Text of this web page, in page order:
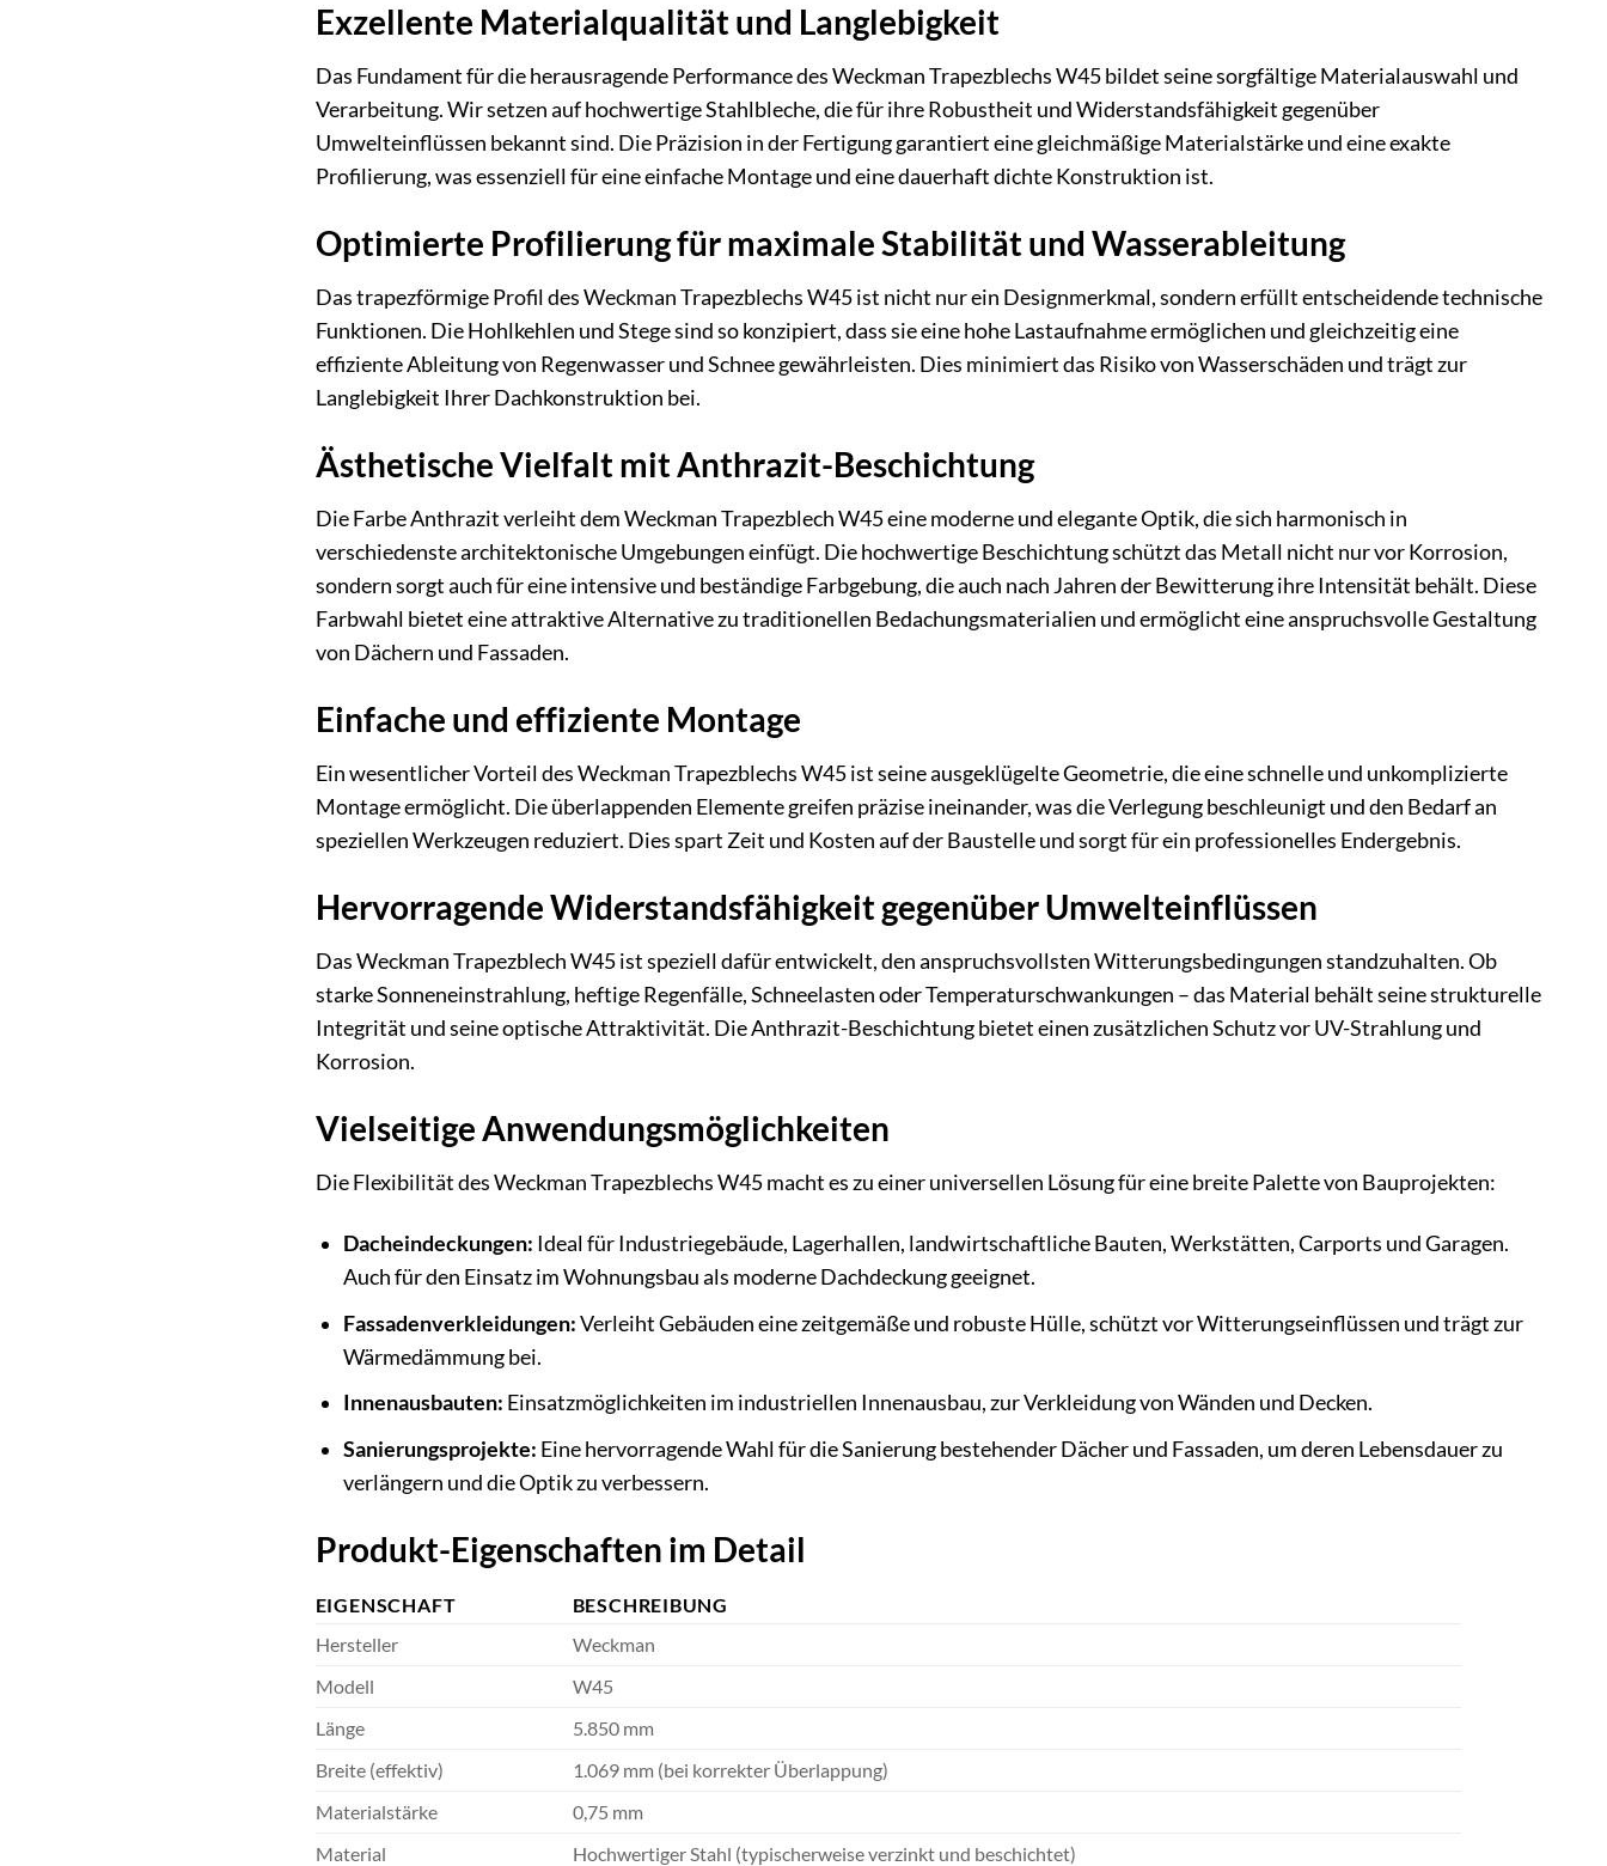
Exzellente Materialqualität und Langlebigkeit
Das Fundament für die herausragende Performance des Weckman Trapezblechs W45 bildet seine sorgfältige Materialauswahl und
Verarbeitung. Wir setzen auf hochwertige Stahlbleche, die für ihre Robustheit und Widerstandsfähigkeit gegenüber
Umwelteinflüssen bekannt sind. Die Präzision in der Fertigung garantiert eine gleichmäßige Materialstärke und eine exakte
Profilierung, was essenziell für eine einfache Montage und eine dauerhaft dichte Konstruktion ist.
Optimierte Profilierung für maximale Stabilität und Wasserableitung
Das trapezförmige Profil des Weckman Trapezblechs W45 ist nicht nur ein Designmerkmal, sondern erfüllt entscheidende technische
Funktionen. Die Hohlkehlen und Stege sind so konzipiert, dass sie eine hohe Lastaufnahme ermöglichen und gleichzeitig eine
effiziente Ableitung von Regenwasser und Schnee gewährleisten. Dies minimiert das Risiko von Wasserschäden und trägt zur
Langlebigkeit Ihrer Dachkonstruktion bei.
Ästhetische Vielfalt mit Anthrazit-Beschichtung
Die Farbe Anthrazit verleiht dem Weckman Trapezblech W45 eine moderne und elegante Optik, die sich harmonisch in
verschiedenste architektonische Umgebungen einfügt. Die hochwertige Beschichtung schützt das Metall nicht nur vor Korrosion,
sondern sorgt auch für eine intensive und beständige Farbgebung, die auch nach Jahren der Bewitterung ihre Intensität behält. Diese
Farbwahl bietet eine attraktive Alternative zu traditionellen Bedachungsmaterialien und ermöglicht eine anspruchsvolle Gestaltung
von Dächern und Fassaden.
Einfache und effiziente Montage
Ein wesentlicher Vorteil des Weckman Trapezblechs W45 ist seine ausgeklügelte Geometrie, die eine schnelle und unkomplizierte
Montage ermöglicht. Die überlappenden Elemente greifen präzise ineinander, was die Verlegung beschleunigt und den Bedarf an
speziellen Werkzeugen reduziert. Dies spart Zeit und Kosten auf der Baustelle und sorgt für ein professionelles Endergebnis.
Hervorragende Widerstandsfähigkeit gegenüber Umwelteinflüssen
Das Weckman Trapezblech W45 ist speziell dafür entwickelt, den anspruchsvollsten Witterungsbedingungen standzuhalten. Ob
starke Sonneneinstrahlung, heftige Regenfälle, Schneelasten oder Temperaturschwankungen – das Material behält seine strukturelle
Integrität und seine optische Attraktivität. Die Anthrazit-Beschichtung bietet einen zusätzlichen Schutz vor UV-Strahlung und
Korrosion.
Vielseitige Anwendungsmöglichkeiten
Die Flexibilität des Weckman Trapezblechs W45 macht es zu einer universellen Lösung für eine breite Palette von Bauprojekten:
Dacheindeckungen: Ideal für Industriegebäude, Lagerhallen, landwirtschaftliche Bauten, Werkstätten, Carports und Garagen.
Auch für den Einsatz im Wohnungsbau als moderne Dachdeckung geeignet.
Fassadenverkleidungen:Verleiht Gebäuden eine zeitgemäße und robuste Hülle, schützt vor Witterungseinflüssen und trägt zur
Wärmedämmung bei.
Innenausbauten: Einsatzmöglichkeiten im industriellen Innenausbau, zur Verkleidung von Wänden und Decken.
Sanierungsprojekte: Eine hervorragende Wahl für die Sanierung bestehender Dächer und Fassaden, um deren Lebensdauer zu
verlängern und die Optik zu verbessern.
Produkt-Eigenschaften im Detail
EIGENSCHAFT
BESCHREIBUNG
Hersteller
Weckman
Modell
W45
Länge
5.850 mm
Breite (effektiv)
1.069 mm (bei korrekter Überlappung)
Materialstärke
0,75 mm
Material
Hochwertiger Stahl (typischerweise verzinkt und beschichtet)